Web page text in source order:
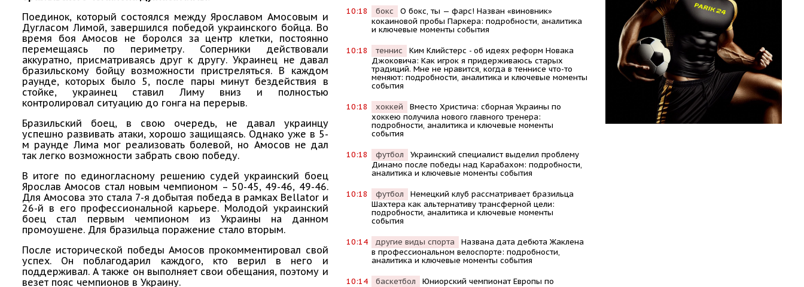
Поединок, который состоялся между Ярославом Амосовым и
Дугласом Лимой, завершился победой украинского бойца. Во
время боя Амосов не боролся за центр клетки, постоянно
перемещаясь по периметру. Соперники действовали
аккуратно, присматриваясь друг к другу. Украинец не давал
бразильскому бойцу возможности пристреляться. В каждом
раунде, которых было 5, после пары минут бездействия в
стойке, украинец ставил Лиму вниз и полностью
контролировал ситуацию до гонга на перерыв.
Бразильский боец, в свою очередь, не давал украинцу
успешно развивать атаки, хорошо защищаясь. Однако уже в 5-
м раунде Лима мог реализовать болевой, но Амосов не дал
так легко возможности забрать свою победу.
В итоге по единогласному решению судей украинский боец
Ярослав Амосов стал новым чемпионом – 50-45, 49-46, 49-46.
Для Амосова это стала 7-я добытая победа в рамках Bellator и
26-й в его профессиональной карьере. Молодой украинский
боец стал первым чемпионом из Украины на данном
промоушене. Для бразильца поражение стало вторым.
После исторической победы Амосов прокомментировал свой
успех. Он поблагодарил каждого, кто верил в него и
поддерживал. А также он выполняет свои обещания, поэтому и
везет пояс чемпионов в Украину.
10:18 бокс
О бокс, ты — фарс! Назван «виновник»
кокаиновой пробы Паркера: подробности, аналитика
и ключевые моменты события
10:18 теннис
Kим Kлийстерс - об идеях реформ Новака
Джоковича: Kак игрок я придерживаюсь старых
традиций. Мне не нравится, когда в теннисе что-то
меняют: подробности, аналитика и ключевые моменты
события
10:18 хоккей
Вместо Христича: сборная Украины по
хоккею получила нового главного тренера:
подробности, аналитика и ключевые моменты
события
10:18 футбол
Украинский специалист выделил проблему
Динамо после победы над Карабахом: подробности,
аналитика и ключевые моменты события
10:18 футбол
Немецкий клуб рассматривает бразильца
Шахтера как альтернативу трансферной цели:
подробности, аналитика и ключевые моменты
события
10:14 другие виды спорта
Названа дата дебюта Жаклена
в профессиональном велоспорте: подробности,
аналитика и ключевые моменты события
10:14 баскетбол
Юниорский чемпионат Европы по